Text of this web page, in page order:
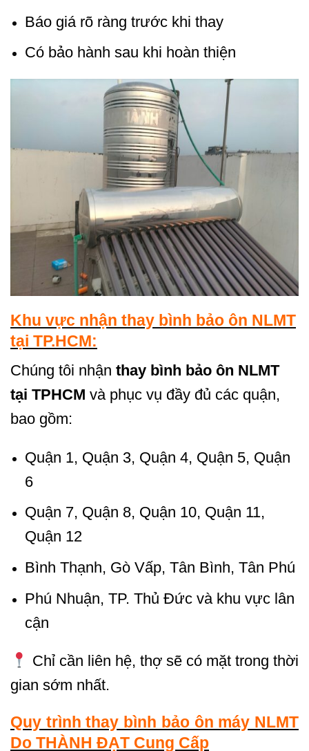
Báo giá rõ ràng trước khi thay
Có bảo hành sau khi hoàn thiện
Khu vực nhận thay bình bảo ôn NLMT
tại TP.HCM:
Chúng tôi nhận thay bình bảo ôn NLMT
tại TPHCM và phục vụ đầy đủ các quận,
bao gồm:
Quận 1, Quận 3, Quận 4, Quận 5, Quận
6
Quận 7, Quận 8, Quận 10, Quận 11,
Quận 12
Bình Thạnh, Gò Vấp, Tân Bình, Tân Phú
Phú Nhuận, TP. Thủ Đức và khu vực lân
cận
Chỉ cần liên hệ, thợ sẽ có mặt trong thời
gian sớm nhất.
Quy trình thay bình bảo ôn máy NLMT
Do THÀNH ĐẠT Cung Cấp